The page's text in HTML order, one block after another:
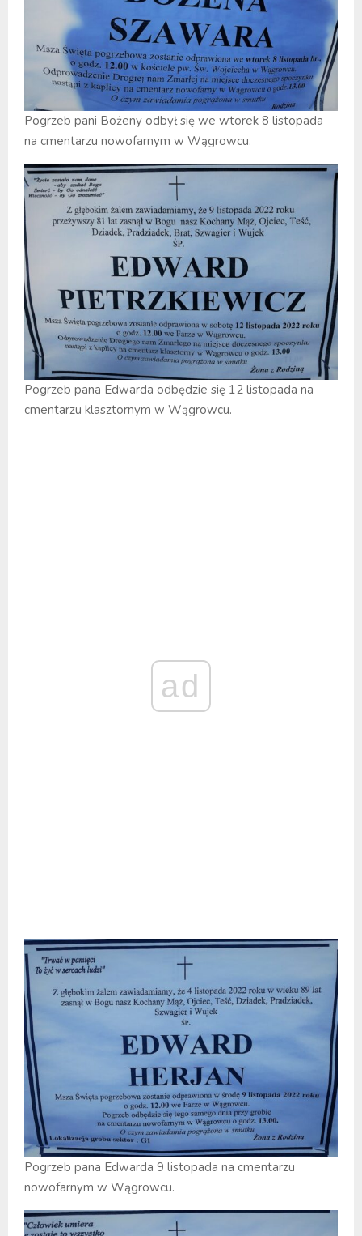
Pogrzeb pani Bożeny odbył się we wtorek 8 listopada
na cmentarzu nowofarnym w Wągrowcu.
Pogrzeb pana Edwarda odbędzie się 12 listopada na
cmentarzu klasztornym w Wągrowcu.
ad
Pogrzeb pana Edwarda 9 listopada na cmentarzu
nowofarnym w Wągrowcu.